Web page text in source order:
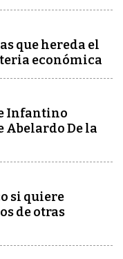
que hereda el
económica
Infantino
Abelardo De la
si quiere
de otras